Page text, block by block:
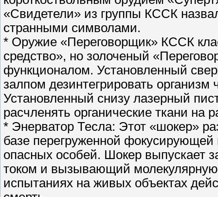
«Свидетели» из группы КССК
странными символами.
* Оружие «Переговорщик» КССК
средство», но золоченый
функционалом. Установленный
залпом дезинтегрировать организм
Установленный снизу лазерный
расчленять органические ткани на
* Энерватор Тесла: Этот «шокер»
базе перегруженной фокусирующей
опасных особей. Шокер выпускает
током и вызывающий молекулярную
испытаниях на живых объектах